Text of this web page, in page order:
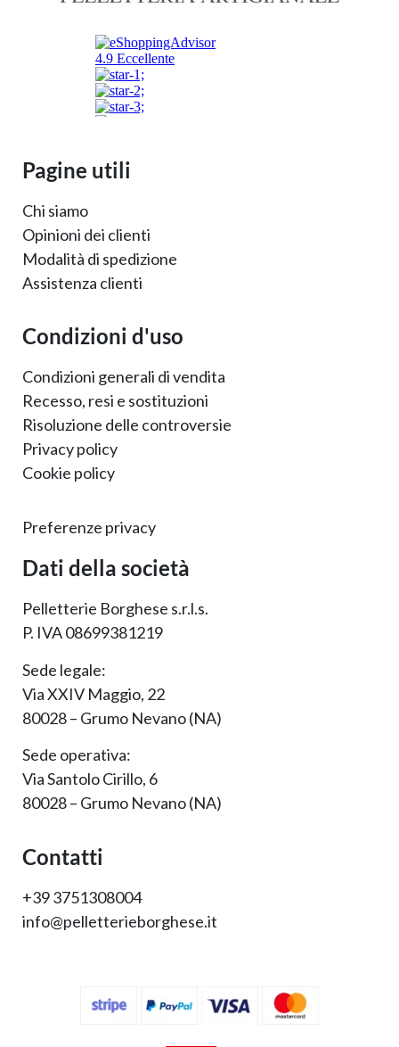
Pagine utili
Chi siamo
Opinioni dei clienti
Modalità di spedizione
Assistenza clienti
Condizioni d'uso
Condizioni generali di vendita
Recesso, resi e sostituzioni
Risoluzione delle controversie
Privacy policy
Cookie policy
Preferenze privacy
Dati della società
Pelletterie Borghese s.r.l.s.
P. IVA 08699381219
Sede legale:
Via XXIV Maggio, 22
80028 – Grumo Nevano (NA)
Sede operativa:
Via Santolo Cirillo, 6
80028 – Grumo Nevano (NA)
Contatti
+39 3751308004
info@pelletterieborghese.it